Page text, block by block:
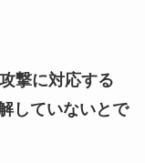
撃に対応する
していないとで